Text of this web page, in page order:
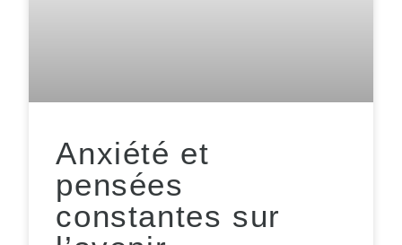
Anxiété et
pensées
constantes sur